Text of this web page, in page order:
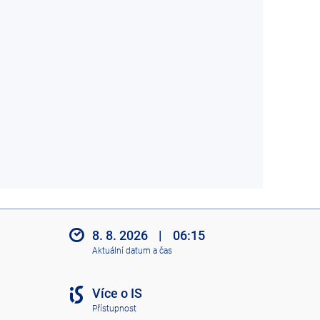
8. 8. 2026 | 06:15
Aktuální datum a čas
Více o IS
Přístupnost